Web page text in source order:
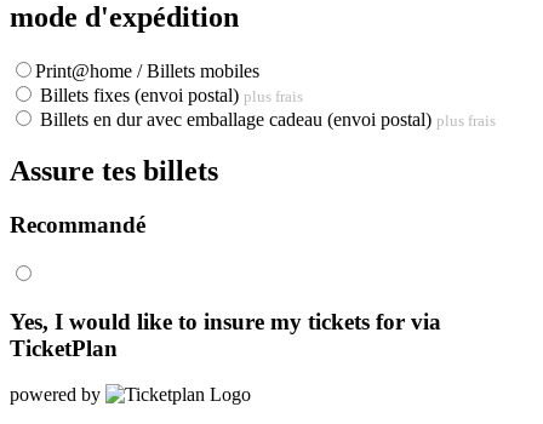
mode d'expédition
Print@home / Billets mobiles
Billets fixes (envoi postal) plus frais
Billets en dur avec emballage cadeau (envoi postal) plus frais
Assure tes billets
Recommandé
Yes, I would like to insure my tickets for via
TicketPlan
powered by